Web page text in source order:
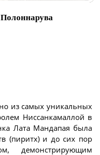
из самых уникальных
Ниссанкамаллой в
Лата Мандапая была
(пиритх) и до сих пор
демонстрирующим